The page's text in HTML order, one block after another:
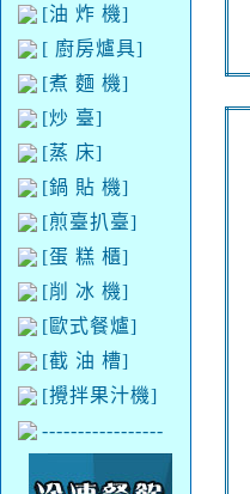
[油 炸 機]
[ 廚房爐具]
[煮 麵 機]
[炒 臺]
[蒸 床]
[鍋 貼 機]
[煎臺扒臺]
[蛋 糕 櫃]
[削 冰 機]
[歐式餐爐]
[截 油 槽]
[攪拌果汁機]
-----------------